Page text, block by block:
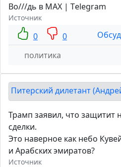
Во///дь в MAX | Тelegram
Источник
0 0
политика
Питерский дилетант
Трамп заявил, что защитит
сделки.
Это наверное как небо
и Арабских эмиратов?
Источник